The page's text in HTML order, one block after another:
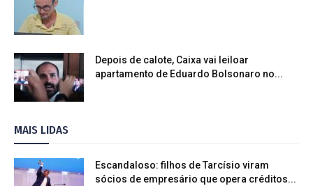
Depois de calote, Caixa vai leiloar
apartamento de Eduardo Bolsonaro no...
MAIS LIDAS
Escandaloso: filhos de Tarcísio viram
sócios de empresário que opera créditos...